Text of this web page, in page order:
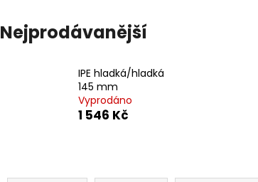
Nejprodávanější
IPE hladká/hladká
145 mm
Vyprodáno
1 546 Kč
Ř